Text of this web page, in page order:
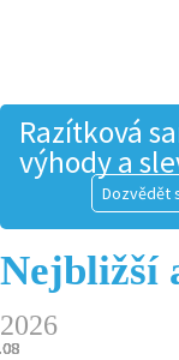
Razítková
výhody a
Dozvědět
Nejbližší
2026